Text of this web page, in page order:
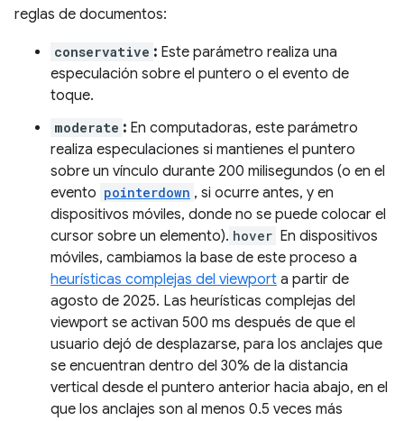
reglas de documentos:
conservative : Este parámetro realiza una
especulación sobre el puntero o el evento de
toque.
moderate : En computadoras, este parámetro
realiza especulaciones si mantienes el puntero
sobre un vínculo durante 200 milisegundos (o en el
evento pointerdown , si ocurre antes, y en
dispositivos móviles, donde no se puede colocar el
cursor sobre un elemento). hover En dispositivos
móviles, cambiamos la base de este proceso a
heurísticas complejas del viewport a partir de
agosto de 2025. Las heurísticas complejas del
viewport se activan 500 ms después de que el
usuario dejó de desplazarse, para los anclajes que
se encuentran dentro del 30% de la distancia
vertical desde el puntero anterior hacia abajo, en el
que los anclajes son al menos 0.5 veces más